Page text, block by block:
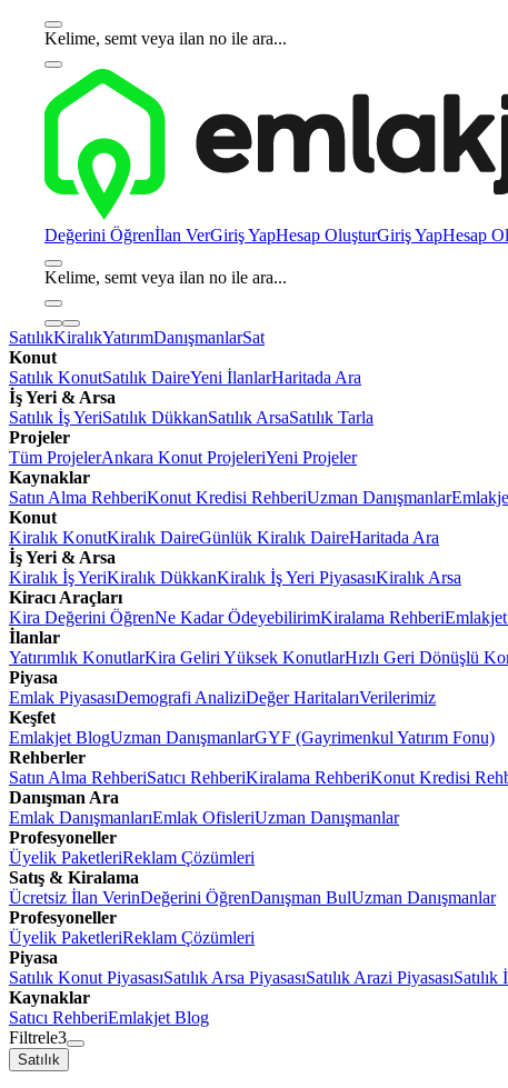
Kelime, semt veya ilan no ile ara...
Değerini Öğrenİlan VerGiriş YapHesap OluşturGiriş YapHesap
Kelime, semt veya ilan no ile ara...
SatılıkKiralıkYatırımDanışmanlarSat
Konut
Satılık KonutSatılık DaireYeni İlanlarHaritada Ara
İş Yeri & Arsa
Satılık İş YeriSatılık DükkanSatılık ArsaSatılık Tarla
Projeler
Tüm ProjelerAnkara Konut ProjeleriYeni Projeler
Kaynaklar
Satın Alma RehberiKonut Kredisi RehberiUzman Danışmanlar
Konut
Kiralık KonutKiralık DaireGünlük Kiralık DaireHaritada Ara
İş Yeri & Arsa
Kiralık İş YeriKiralık DükkanKiralık İş Yeri PiyasasıKiralık Arsa
Kiracı Araçları
Kira Değerini ÖğrenNe Kadar ÖdeyebilirimKiralama Rehberi
İlanlar
Yatırımlık KonutlarKira Geliri Yüksek KonutlarHızlı Geri Dönüşlü
Piyasa
Emlak PiyasasıDemografi AnaliziDeğer HaritalarıVerilerimiz
Keşfet
Emlakjet BlogUzman DanışmanlarGYF (Gayrimenkul Yatırım Fonu)
Rehberler
Satın Alma RehberiSatıcı RehberiKiralama RehberiKonut Kredisi
Danışman Ara
Emlak DanışmanlarıEmlak OfisleriUzman Danışmanlar
Profesyoneller
Üyelik PaketleriReklam Çözümleri
Satış & Kiralama
Ücretsiz İlan VerinDeğerini ÖğrenDanışman BulUzman Danışmanlar
Profesyoneller
Üyelik PaketleriReklam Çözümleri
Piyasa
Satılık Konut PiyasasıSatılık Arsa PiyasasıSatılık Arazi PiyasasıSatılık
Kaynaklar
Satıcı RehberiEmlakjet Blog
Filtrele3
Satılık